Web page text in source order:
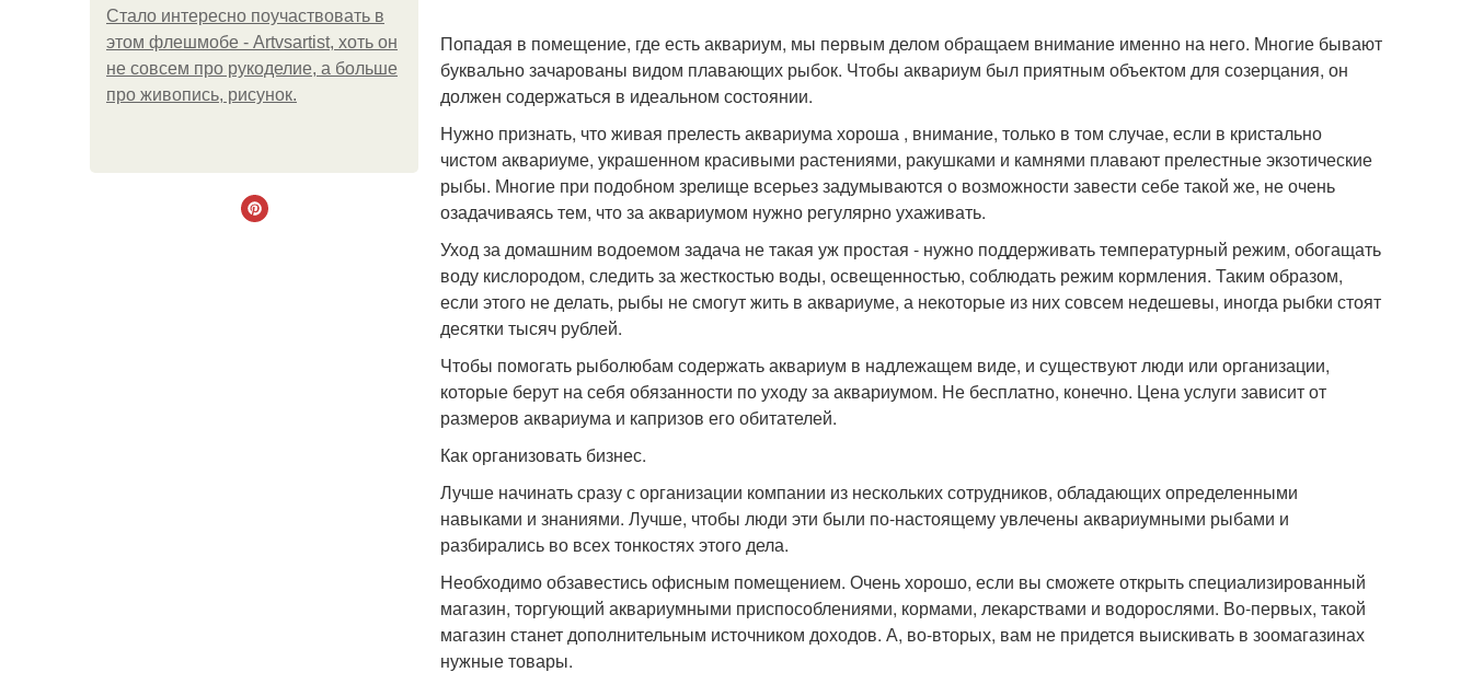
Стало интересно поучаствовать в
этом флешмобе - Artvsartist, хоть он
не совсем про рукоделие, а больше
про живопись, рисунок.
Попадая в помещение, где есть аквариум, мы первым делом обращаем внимание именно на него. Многие бывают
буквально зачарованы видом плавающих рыбок. Чтобы аквариум был приятным объектом для созерцания, он
должен содержаться в идеальном состоянии.
Нужно признать, что живая прелесть аквариума хороша , внимание, только в том случае, если в кристально
чистом аквариуме, украшенном красивыми растениями, ракушками и камнями плавают прелестные экзотические
рыбы. Многие при подобном зрелище всерьез задумываются о возможности завести себе такой же, не очень
озадачиваясь тем, что за аквариумом нужно регулярно ухаживать.
Уход за домашним водоемом задача не такая уж простая - нужно поддерживать температурный режим, обогащать
воду кислородом, следить за жесткостью воды, освещенностью, соблюдать режим кормления. Таким образом,
если этого не делать, рыбы не смогут жить в аквариуме, а некоторые из них совсем недешевы, иногда рыбки стоят
десятки тысяч рублей.
Чтобы помогать рыболюбам содержать аквариум в надлежащем виде, и существуют люди или организации,
которые берут на себя обязанности по уходу за аквариумом. Не бесплатно, конечно. Цена услуги зависит от
размеров аквариума и капризов его обитателей.
Как организовать бизнес.
Лучше начинать сразу с организации компании из нескольких сотрудников, обладающих определенными
навыками и знаниями. Лучше, чтобы люди эти были по-настоящему увлечены аквариумными рыбами и
разбирались во всех тонкостях этого дела.
Необходимо обзавестись офисным помещением. Очень хорошо, если вы сможете открыть специализированный
магазин, торгующий аквариумными приспособлениями, кормами, лекарствами и водорослями. Во-первых, такой
магазин станет дополнительным источником доходов. А, во-вторых, вам не придется выискивать в зоомагазинах
нужные товары.